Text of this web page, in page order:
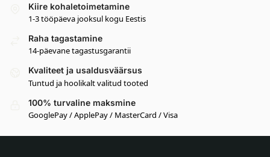
Kiire kohaletoimetamine
1-3 tööpäeva jooksul kogu Eestis
Raha tagastamine
14-päevane tagastusgarantii
Kvaliteet ja usaldusväärsus
Tuntud ja hoolikalt valitud tooted
100% turvaline maksmine
GooglePay / ApplePay / MasterCard / Visa